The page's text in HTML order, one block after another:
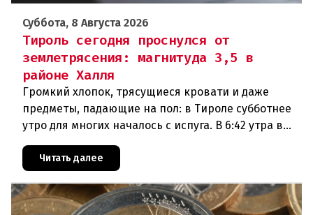
Суббота, 8 Августа 2026
Тироль сегодня проснулся от
землетрясения: магнитуда 3,5 в
районе Халля
Громкий хлопок, трясущиеся кровати и даже
предметы, падающие на пол: в Тироле субботнее
утро для многих началось с испуга. В 6:42 утра в
сейсмологовПо данны
Читать далее